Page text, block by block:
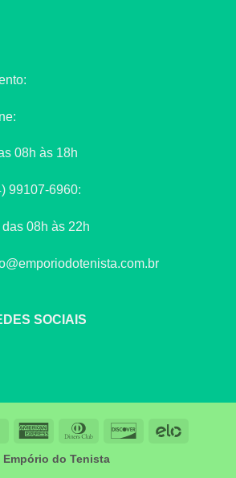
08h às 18h
99107-6960:
08h às 22h
SOCIAIS
MasterCardAmerican
Dinners
Discover
Empório do Tenista